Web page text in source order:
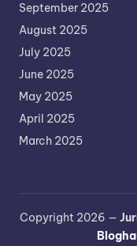
September 2025
August 2025
July 2025
June 2025
May 2025
April 2025
March 2025
Copyright 2026 —